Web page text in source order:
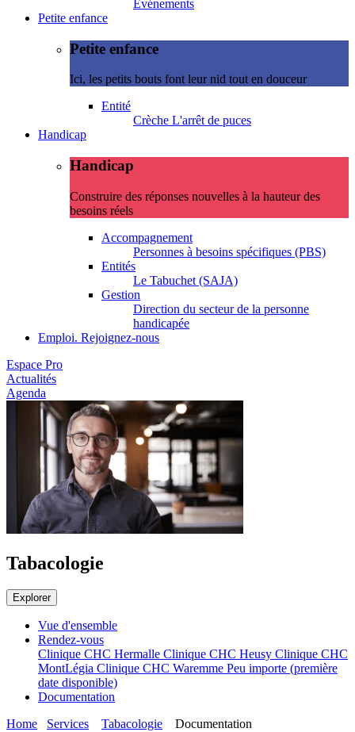
Evénements
Petite enfance
Petite enfance
Ici, les petits bouts font leur nid tout en douceur
Entité
Crèche L'arrêt de puces
Handicap
Handicap
Construire des réponses nouvelles à la hauteur des
besoins réels
Accompagnement
Personnes à besoins spécifiques (PBS)
Entités
Le Tabuchet (SAJA)
Gestion
Direction du secteur de la personne
handicapée
Emploi. Rejoignez-nous
Espace Pro
Actualités
Agenda
Tabacologie
Explorer
Vue d'ensemble
Rendez-vous
Clinique CHC Hermalle Clinique CHC Heusy Clinique CHC
MontLégia Clinique CHC Waremme Peu importe (première
date disponible)
Documentation
Home
Services Tabacologie Documentation